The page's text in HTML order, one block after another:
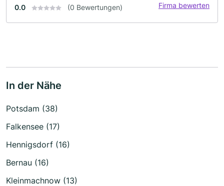
0.0 (0 Bewertungen) Firma bewerten
In der Nähe
Potsdam (38)
Falkensee (17)
Hennigsdorf (16)
Bernau (16)
Kleinmachnow (13)